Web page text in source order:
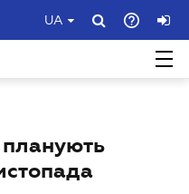
UA
планують